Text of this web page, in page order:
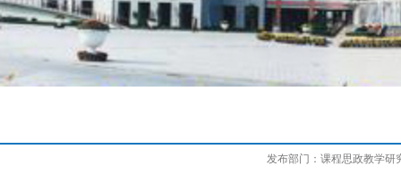
发布部门：课程思政教学研